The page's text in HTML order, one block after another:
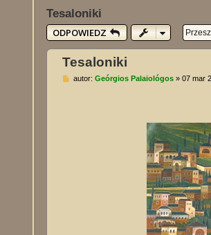
Tesaloniki
ODPOWIEDZ
Tesaloniki
Pautor:Geórgios Palaiológos »07 mar